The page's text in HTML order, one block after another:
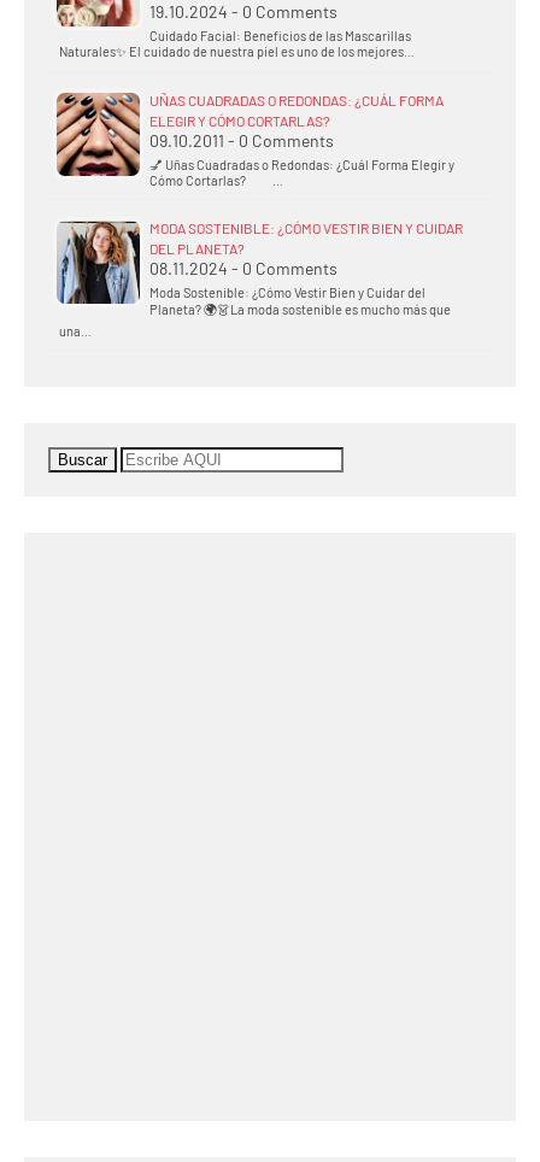
19.10.2024 - 0 Comments
Cuidado Facial: Beneficios de las Mascarillas
Naturales✨ El cuidado de nuestra piel es uno de los mejores…
UÑAS CUADRADAS O REDONDAS: ¿CUÁL FORMA
ELEGIR Y CÓMO CORTARLAS?
09.10.2011 - 0 Comments
💅 Uñas Cuadradas o Redondas: ¿Cuál Forma Elegir y
Cómo Cortarlas? …
MODA SOSTENIBLE: ¿CÓMO VESTIR BIEN Y CUIDAR
DEL PLANETA?
08.11.2024 - 0 Comments
Moda Sostenible: ¿Cómo Vestir Bien y Cuidar del
Planeta? 🌍👗La moda sostenible es mucho más que
una…